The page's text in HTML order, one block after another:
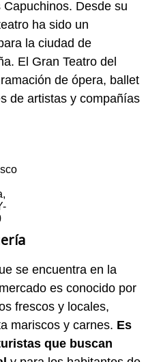
Desde su
ha sido un
la ciudad de
El Gran Teatro del
de ópera, ballet
de artistas y compañías
se encuentra en la
es conocido por
frescos y locales,
mariscos y carnes. Es
que buscan